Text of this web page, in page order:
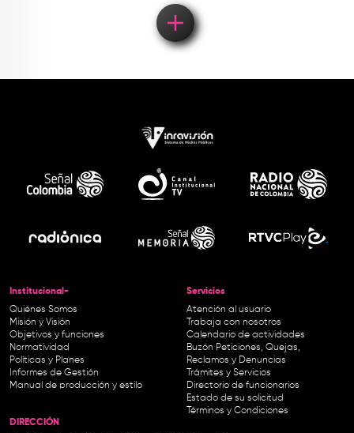
Institucional-
Quiénes Somos
Misión y Visión
Objetivos y funciones
Normatividad
Políticas y Planes
Informes de Gestión
Manual de producción y estilo
Servicios
Atención al usuario
Trabaja con nosotros
Calendario de actividades
Buzón Peticiones, Quejas,
Reclamos y Denuncias
Trámites y Servicios
Directorio de funcionarios
Estado de su solicitud
Términos y Condiciones
DIRECCIÓN